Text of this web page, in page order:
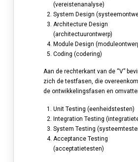
(vereistenanalyse)
System Design
Architecture Design
(architectuurontwerp)
Module Design
Coding (codering)
Aan de rechterkant van de “V”
zich de testfasen, die
de ontwikkelingsfasen en
Unit Testing (eenheidstesten)
Integration Testing
System Testing
Acceptance Testing
(acceptatietesten)